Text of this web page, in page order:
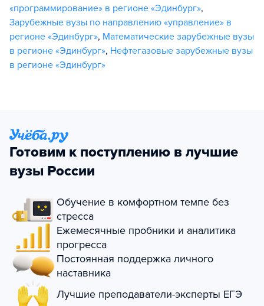
«программирование» в регионе «Эдинбург»,
Зарубежные вузы по направлению «управление» в
регионе «Эдинбург», Математические зарубежные вузы
в регионе «Эдинбург», Нефтегазовые зарубежные вузы
в регионе «Эдинбург»
Готовим к поступлению в лучшие
вузы России
Обучение в комфортном темпе без
стресса
Ежемесячные пробники и аналитика
прогресса
Постоянная поддержка личного
наставника
Лучшие преподаватели-эксперты ЕГЭ